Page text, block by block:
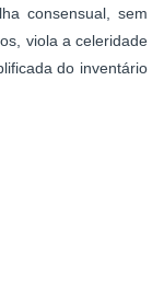
consensual, sem
viola a celeridade
do inventário